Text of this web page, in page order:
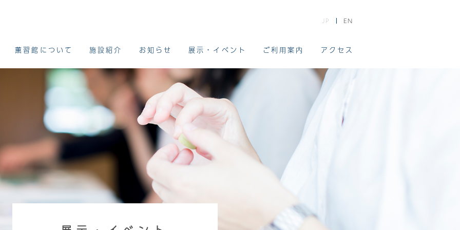
薫習館について 施設紹介 お知らせ 展示・イベント ご利用案内 アクセス
JP EN